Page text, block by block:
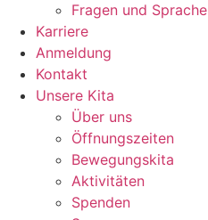
Fragen und Sprache
Karriere
Anmeldung
Kontakt
Unsere Kita
Über uns
Öffnungszeiten
Bewegungskita
Aktivitäten
Spenden